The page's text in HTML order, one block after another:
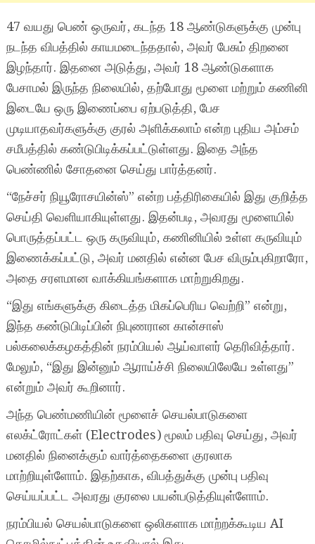
47 வயது பெண் ஒருவர், கடந்த 18 ஆண்டுகளுக்கு முன்பு
நடந்த விபத்தில் காயமடைந்ததால், அவர் பேசும் திறனை
இழந்தார். இதனை அடுத்து, அவர் 18 ஆண்டுகளாக
பேசாமல் இருந்த நிலையில், தற்போது மூளை மற்றும் கணினி
இடையே ஒரு இணைப்பை ஏற்படுத்தி, பேச
முடியாதவர்களுக்கு குரல் அளிக்கலாம் என்ற புதிய அம்சம்
சமீபத்தில் கண்டுபிடிக்கப்பட்டுள்ளது. இதை அந்த
பெண்ணில் சோதனை செய்து பார்த்தனர்.
“நேச்சர் நியூரோசயின்ஸ்” என்ற பத்திரிகையில் இது குறித்த
செய்தி வெளியாகியுள்ளது. இதன்படி, அவரது மூளையில்
பொருத்தப்பட்ட ஒரு கருவியும், கணினியில் உள்ள கருவியும்
இணைக்கப்பட்டு, அவர் மனதில் என்ன பேச விரும்புகிறாரோ,
அதை சரளமான வாக்கியங்களாக மாற்றுகிறது.
“இது எங்களுக்கு கிடைத்த மிகப்பெரிய வெற்றி” என்று,
இந்த கண்டுபிடிப்பின் நிபுணரான கான்சாஸ்
பல்கலைக்கழகத்தின் நரம்பியல் ஆய்வாளர் தெரிவித்தார்.
மேலும், “இது இன்னும் ஆராய்ச்சி நிலையிலேயே உள்ளது”
என்றும் அவர் கூறினார்.
அந்த பெண்மணியின் மூளைச் செயல்பாடுகளை
எலக்ட்ரோட்கள் (Electrodes) மூலம் பதிவு செய்து, அவர்
மனதில் நினைக்கும் வார்த்தைகளை குரலாக
மாற்றியுள்ளோம். இதற்காக, விபத்துக்கு முன்பு பதிவு
செய்யப்பட்ட அவரது குரலை பயன்படுத்தியுள்ளோம்.
நரம்பியல் செயல்பாடுகளை ஒலிகளாக மாற்றக்கூடிய AI